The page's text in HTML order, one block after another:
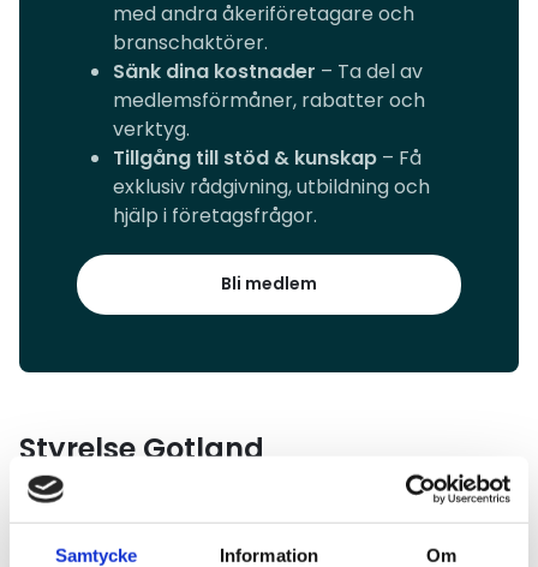
Samtycke Information Om
med andra åkeriföretagare och
branschaktörer.
Sänk dina kostnader – Ta del av
medlemsförmåner, rabatter och
verktyg.
Tillgång till stöd & kunskap – Få
exklusiv rådgivning, utbildning och
hjälp i företagsfrågor.
Bli medlem
Styrelse Gotland